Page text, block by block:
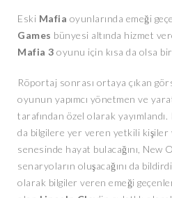
Eski Mafia oyunlarında emeği
Games bünyesi altında hizmet
Mafia 3 oyunu için kısa da olsa
Röportaj sonrası ortaya çıkan
oyunun yapımcı yönetmen ve
tarafından özel olarak
da bilgilere yer veren yetkili
senesinde hayat bulacağını, New
senaryoların oluşacağını da
olarak bilgiler veren emeği